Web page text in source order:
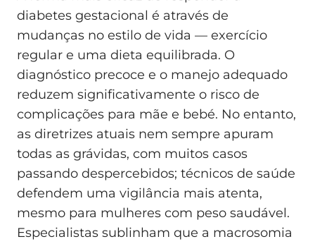
diabetes gestacional é através de
mudanças no estilo de vida — exercício
regular e uma dieta equilibrada. O
diagnóstico precoce e o manejo adequado
reduzem significativamente o risco de
complicações para mãe e bebé. No entanto,
as diretrizes atuais nem sempre apuram
todas as grávidas, com muitos casos
passando despercebidos; técnicos de saúde
defendem uma vigilância mais atenta,
mesmo para mulheres com peso saudável.
Especialistas sublinham que a macrosomia